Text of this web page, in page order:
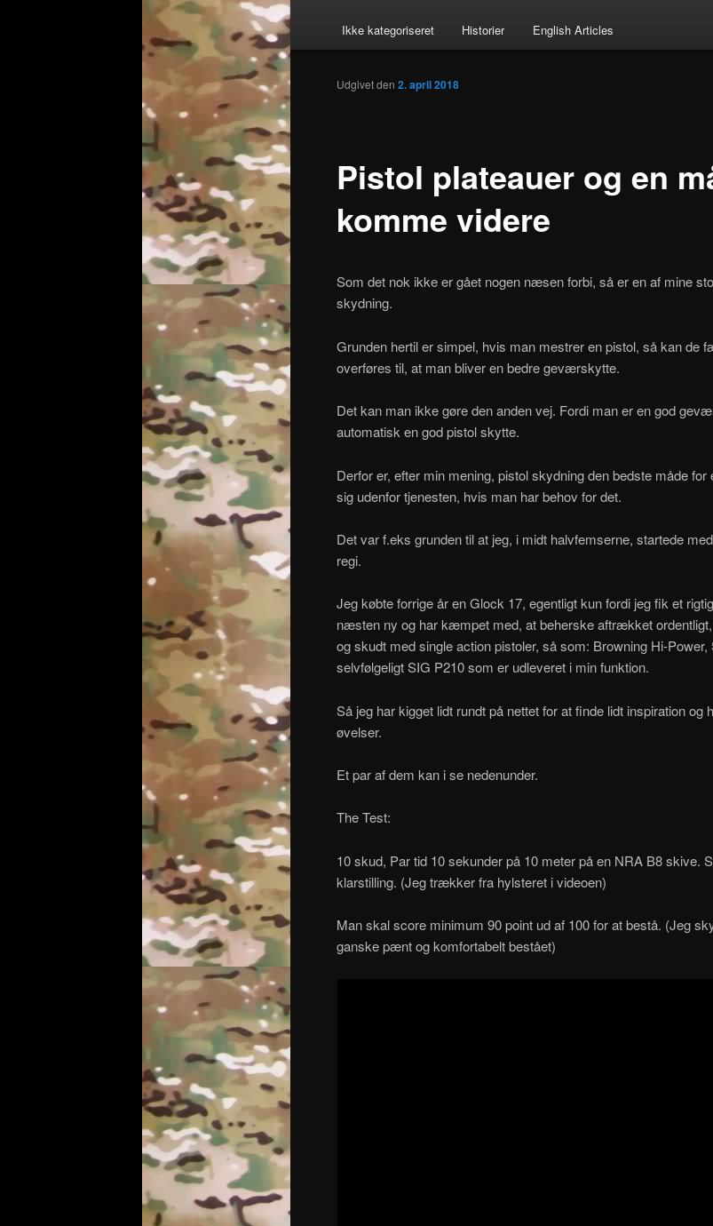
Ikke kategoriseret Historier English Articles
Pistol plateauer og en
komme videre
Udgivet den2. april 2018
Som det nok ikke er gået nogen næsen forbi, så er en af mine
skydning.
Grunden hertil er simpel, hvis man mestrer en pistol, så kan de
overføres til, at man bliver en bedre geværskytte.
Det kan man ikke gøre den anden vej. Fordi man er en god
automatisk en god pistol skytte.
Derfor er, efter min mening, pistol skydning den bedste måde for
sig udenfor tjenesten, hvis man har behov for det.
Det var f.eks grunden til at jeg, i midt halvfemserne, startede
regi.
Jeg købte forrige år en Glock 17, egentligt kun fordi jeg fik et
næsten ny og har kæmpet med, at beherske aftrækket
og skudt med single action pistoler, så som: Browning Hi-
selvfølgeligt SIG P210 som er udleveret i min funktion.
Så jeg har kigget lidt rundt på nettet for at finde lidt inspiration og
øvelser.
Et par af dem kan i se nedenunder.
The Test:
10 skud, Par tid 10 sekunder på 10 meter på en NRA B8 skive.
klarstilling. (Jeg trækker fra hylsteret i videoen)
Man skal score minimum 90 point ud af 100 for at bestå. (Jeg
ganske pænt og komfortabelt bestået)